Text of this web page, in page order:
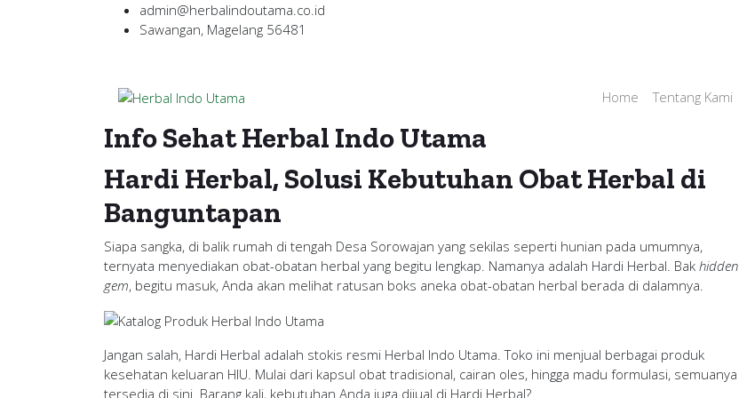
admin@herbalindoutama.co.id
Sawangan, Magelang 56481
Home Tentang Kami
Info Sehat Herbal Indo Utama
Hardi Herbal, Solusi Kebutuhan Obat Herbal di
Banguntapan
Siapa sangka, di balik rumah di tengah Desa Sorowajan yang sekilas seperti hunian pada umumnya,
ternyata menyediakan obat-obatan herbal yang begitu lengkap. Namanya adalah Hardi Herbal. Bak hidden
gem, begitu masuk, Anda akan melihat ratusan boks aneka obat-obatan herbal berada di dalamnya.
Jangan salah, Hardi Herbal adalah stokis resmi Herbal Indo Utama. Toko ini menjual berbagai produk
kesehatan keluaran HIU. Mulai dari kapsul obat tradisional, cairan oles, hingga madu formulasi, semuanya
tersedia di sini. Barang kali, kebutuhan Anda juga dijual di Hardi Herbal?